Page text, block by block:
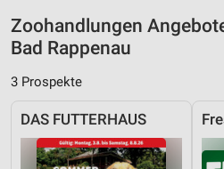
Zoohandlungen
Bad Rappenau
3 Prospekte
DAS FUTTERHAUS
Informationen identifizieren
Nicht-IAB-Verarbeitungszwecke:
Notwendig
Performance
Funktional